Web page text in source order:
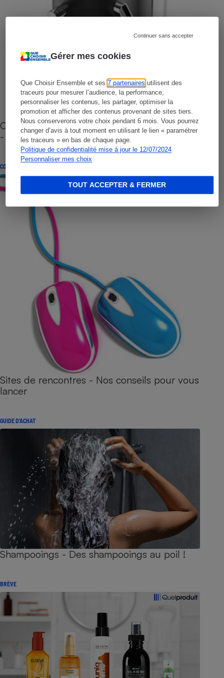
Gérer mes cookies
Que Choisir Ensemble et ses7 partenaires utilisent des
traceurs pour mesurer l’audience, la performance,
personnaliser les contenus, les partager, optimiser la
promotion et afficher des contenus provenant de sites tiers.
Nous conserverons votre choix pendant 6 mois. Vous pourrez
changer d’avis à tout moment en utilisant le lien « paramétrer
les traceurs » en bas de chaque page.
Politique de confidentialité mise à jour le 12/07/2024
Personnaliser mes choix
Continuer sans accepter
TOUT ACCEPTER & FERMER
Cafetière à capsules zéro déchet CoffeeB (vidéo)
- Premières impressions
CONSEILS
Sites de rencontres - Nos conseils pour vous
lancer
GUIDE D'ACHAT
Shampooings - Des shampooings au poil !
BRÈVE